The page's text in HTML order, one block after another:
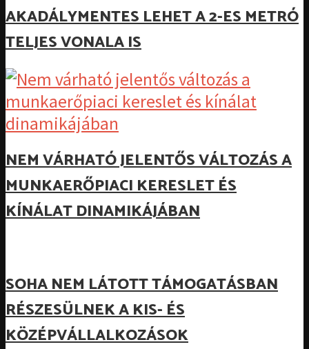
AKADÁLYMENTES LEHET A 2-ES METRÓ
TELJES VONALA IS
NEM VÁRHATÓ JELENTŐS VÁLTOZÁS A
MUNKAERŐPIACI KERESLET ÉS
KÍNÁLAT DINAMIKÁJÁBAN
SOHA NEM LÁTOTT TÁMOGATÁSBAN
RÉSZESÜLNEK A KIS- ÉS
KÖZÉPVÁLLALKOZÁSOK